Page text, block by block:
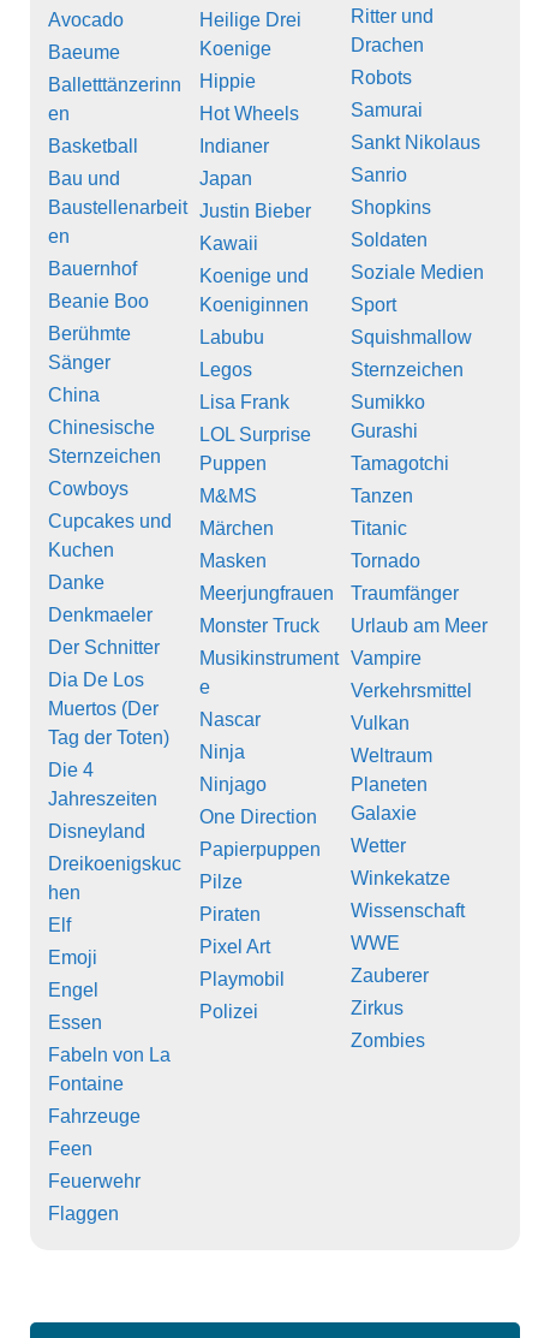
Avocado
Baeume
Balletttänzerinn
en
Basketball
Bau und
Baustellenarbeit
en
Bauernhof
Beanie Boo
Berühmte
Sänger
China
Chinesische
Sternzeichen
Cowboys
Cupcakes und
Kuchen
Danke
Denkmaeler
Der Schnitter
Dia De Los
Muertos (Der
Tag der Toten)
Die 4
Jahreszeiten
Disneyland
Dreikoenigskuc
hen
Elf
Emoji
Engel
Essen
Fabeln von La
Fontaine
Fahrzeuge
Feen
Feuerwehr
Flaggen
Heilige Drei
Koenige
Hippie
Hot Wheels
Indianer
Japan
Justin Bieber
Kawaii
Koenige und
Koeniginnen
Labubu
Legos
Lisa Frank
LOL Surprise
Puppen
M&MS
Märchen
Masken
Meerjungfrauen
Monster Truck
Musikinstrument
e
Nascar
Ninja
Ninjago
One Direction
Papierpuppen
Pilze
Piraten
Pixel Art
Playmobil
Polizei
Ritter und
Drachen
Robots
Samurai
Sankt Nikolaus
Sanrio
Shopkins
Soldaten
Soziale Medien
Sport
Squishmallow
Sternzeichen
Sumikko
Gurashi
Tamagotchi
Tanzen
Titanic
Tornado
Traumfänger
Urlaub am Meer
Vampire
Verkehrsmittel
Vulkan
Weltraum
Planeten
Galaxie
Wetter
Winkekatze
Wissenschaft
WWE
Zauberer
Zirkus
Zombies